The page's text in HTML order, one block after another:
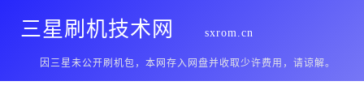
三星刷机技术网 sxrom.cn
因三星未公开刷机包，本网存入网盘并收取少许费用，请谅解。